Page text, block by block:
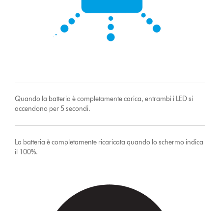
Quando la batteria è completamente carica, entrambi i LED si
accendono per 5 secondi.
La batteria è completamente ricaricata quando lo schermo indica
il 100%.